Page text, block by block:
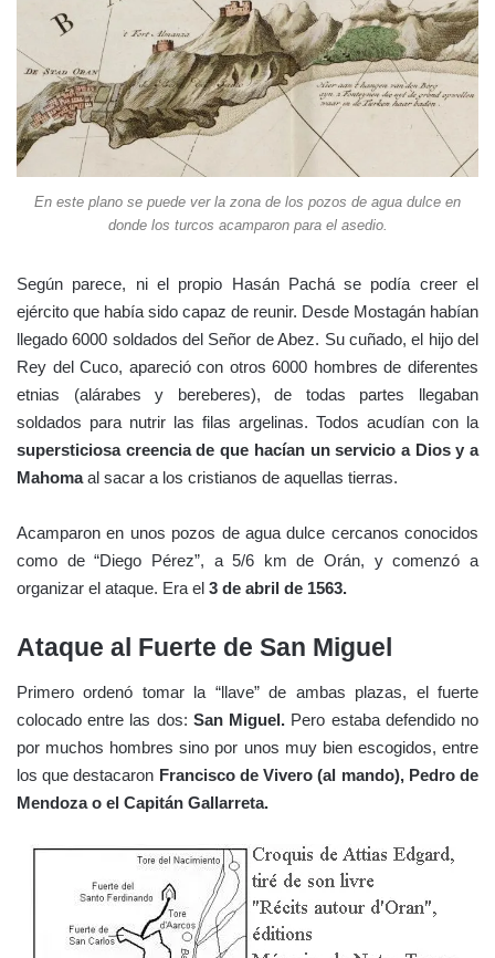
En este plano se puede ver la zona de los pozos de agua dulce en
donde los turcos acamparon para el asedio.
Según parece, ni el propio Hasán Pachá se podía creer el
ejército que había sido capaz de reunir. Desde Mostagán habían
llegado 6000 soldados del Señor de Abez. Su cuñado, el hijo del
Rey del Cuco, apareció con otros 6000 hombres de diferentes
etnias (alárabes y bereberes), de todas partes llegaban
soldados para nutrir las filas argelinas. Todos acudían con la
supersticiosa creencia de que hacían un servicio a Dios y a
Mahomaal sacar a los cristianos de aquellas tierras.
Acamparon en unos pozos de agua dulce cercanos conocidos
como de “Diego Pérez”, a 5/6 km de Orán, y comenzó a
organizar el ataque. Era el 3 de abril de 1563.
Ataque al Fuerte de San Miguel
Primero ordenó tomar la “llave” de ambas plazas, el fuerte
colocado entre las dos: San Miguel. Pero estaba defendido no
por muchos hombres sino por unos muy bien escogidos, entre
los que destacaron Francisco de Vivero (al mando), Pedro de
Mendoza o el Capitán Gallarreta.